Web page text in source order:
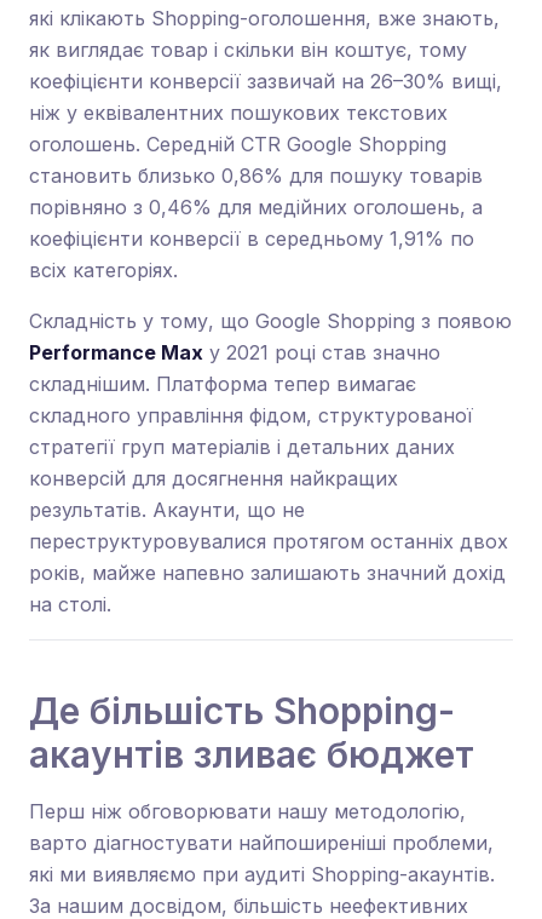
які клікають Shopping-оголошення, вже знають,
як виглядає товар і скільки він коштує, тому
коефіцієнти конверсії зазвичай на 26–30% вищі,
ніж у еквівалентних пошукових текстових
оголошень. Середній CTR Google Shopping
становить близько 0,86% для пошуку товарів
порівняно з 0,46% для медійних оголошень, а
коефіцієнти конверсії в середньому 1,91% по
всіх категоріях.
Складність у тому, що Google Shopping з появою
Performance Max у 2021 році став значно
складнішим. Платформа тепер вимагає
складного управління фідом, структурованої
стратегії груп матеріалів і детальних даних
конверсій для досягнення найкращих
результатів. Акаунти, що не
переструктуровувалися протягом останніх двох
років, майже напевно залишають значний дохід
на столі.
Де більшість Shopping-
акаунтів зливає бюджет
Перш ніж обговорювати нашу методологію,
варто діагностувати найпоширеніші проблеми,
які ми виявляємо при аудиті Shopping-акаунтів.
За нашим досвідом, більшість неефективних